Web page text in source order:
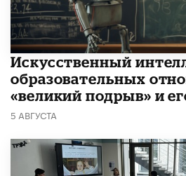
​Искусственный
образовательных
«великий подрыв» и
5 АВГУСТА